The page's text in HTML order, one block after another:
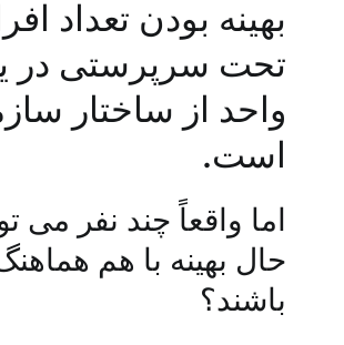
بهینه بودن تعداد
تحت سرپرستی در
واحد از ساختار
است.
اما واقعاً چند نفر می
حال بهینه با هم
باشند؟